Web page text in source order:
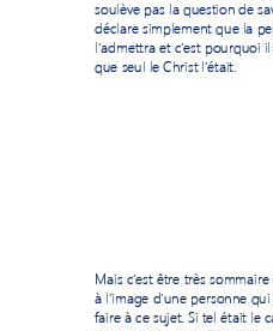
soulève pas la question de
déclare simplement que la
l’admettra et c’est pourquoi il
que seul le Christ l’était.
Mais c’est être très sommaire
à l’image d’une personne qui
faire à ce sujet. Si tel était le